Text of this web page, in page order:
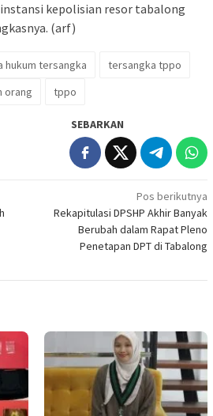
kepolisian resor tabalong
(arf)
hukum tersangka
tersangka tppo
orang
tppo
SEBARKAN
Pos berikutnya
Rekapitulasi DPSHP Akhir Banyak
Berubah dalam Rapat Pleno
Penetapan DPT di Tabalong